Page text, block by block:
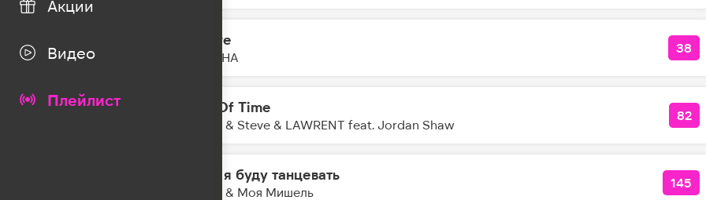
Акции
Видео
Плейлист
16:49 Amore
NYUSHA
38
End Of Time
Lucas & Steve & LAWRENT feat. Jordan Shaw
82
Если я буду танцевать
Баста & Моя Мишель
145